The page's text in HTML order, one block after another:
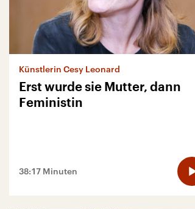
Künstlerin Cesy Leonard
Erst wurde sie Mutter, dann
Feministin
38:17 Minuten